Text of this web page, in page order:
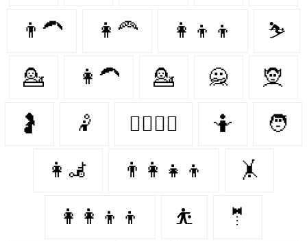
👨‍🦱 👩‍🦰 👩‍👦‍👦 ⛷️
💁 👩‍🦱 💁‍ 🙅 🧝‍
🤰 🤾‍ 👩‍❤️‍💋‍👨 🤷‍ 🧑‍
👩‍🦼 👨‍👩‍👧‍👦 🤸‍
👩‍👩‍👦‍👦 ⛹️ 🤵